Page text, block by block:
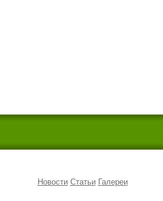
Новости Статьи Галереи